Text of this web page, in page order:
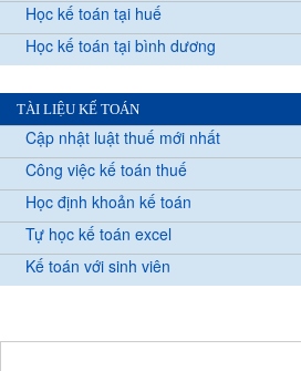
Học kế toán tại huế
Học kế toán tại bình dương
TÀI LIỆU KẾ TOÁN
Cập nhật luật thuế mới nhất
Công việc kế toán thuế
Học định khoản kế toán
Tự học kế toán excel
Kế toán với sinh viên